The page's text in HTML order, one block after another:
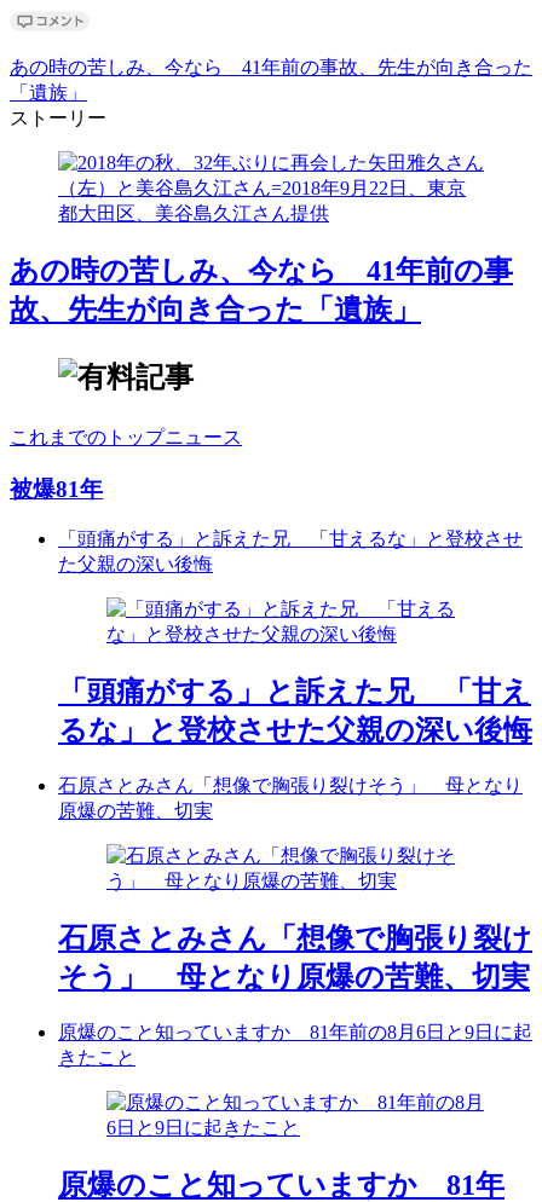
あの時の苦しみ、今なら 41年前の事故、先生が向き合った
「遺族」
ストーリー
あの時の苦しみ、今なら 41年前の事
故、先生が向き合った「遺族」
これまでのトップニュース
被爆81年
「頭痛がする」と訴えた兄 「甘えるな」と登校させ
た父親の深い後悔
「頭痛がする」と訴えた兄 「甘え
るな」と登校させた父親の深い後悔
石原さとみさん「想像で胸張り裂けそう」 母となり
原爆の苦難、切実
石原さとみさん「想像で胸張り裂け
そう」 母となり原爆の苦難、切実
原爆のこと知っていますか 81年前の8月6日と9日に起
きたこと
原爆のこと知っていますか 81年